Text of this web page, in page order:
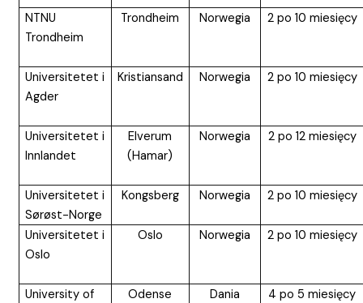
NTNU
Trondheim
Trondheim Norwegia 2 po 10 miesięcy
Universitetet i
Agder
Kristiansand Norwegia 2 po 10 miesięcy
Universitetet i
Innlandet
Elverum
(Hamar)
Norwegia 2 po 12 miesięcy
Universitetet i
Sørøst-Norge
Kongsberg Norwegia 2 po 10 miesięcy
Universitetet i
Oslo
Oslo Norwegia 2 po 10 miesięcy
University of
Odense Dania 4 po 5 miesięcy